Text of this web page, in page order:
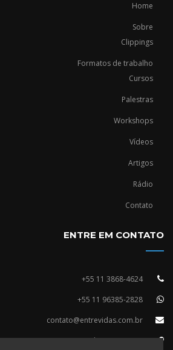
Home
Sobre
Clippings
Formatos de trabalho
Cursos
Palestras
Workshops
Vídeos
Artigos
Rádio
Contato
ENTRE EM CONTATO
+55 11 3868-4624
+55 11 96385-2828
contato@entrevidas.com.br
R. Vergueiro, 2253 - 14º Andar, Conj. 1409